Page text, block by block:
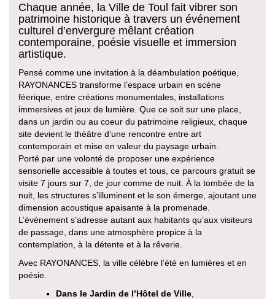
Chaque année, la Ville de Toul fait vibrer son
patrimoine historique à travers un événement
culturel d’envergure mêlant création
contemporaine, poésie visuelle et immersion
artistique.
Pensé comme une invitation à la déambulation poétique,
RAYONANCES transforme l’espace urbain en scène
féerique, entre créations monumentales, installations
immersives et jeux de lumière. Que ce soit sur une place,
dans un jardin ou au coeur du patrimoine religieux, chaque
site devient le théâtre d’une rencontre entre art
contemporain et mise en valeur du paysage urbain.
Porté par une volonté de proposer une expérience
sensorielle accessible à toutes et tous, ce parcours gratuit se
visite 7 jours sur 7, de jour comme de nuit. À la tombée de la
nuit, les structures s’illuminent et le son émerge, ajoutant une
dimension acoustique apaisante à la promenade.
L’événement s’adresse autant aux habitants qu’aux visiteurs
de passage, dans une atmosphère propice à la
contemplation, à la détente et à la rêverie.
Avec RAYONANCES, la ville célèbre l’été en lumières et en
poésie.
Dans le Jardin de l’Hôtel de Ville